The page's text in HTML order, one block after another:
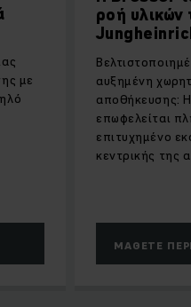
ροή υλικών
αυξημένη
αποθήκευσης:
επωφελείται
επιτυχημένο
κεντρικής της
ΜΆΘΕΤΕ
με